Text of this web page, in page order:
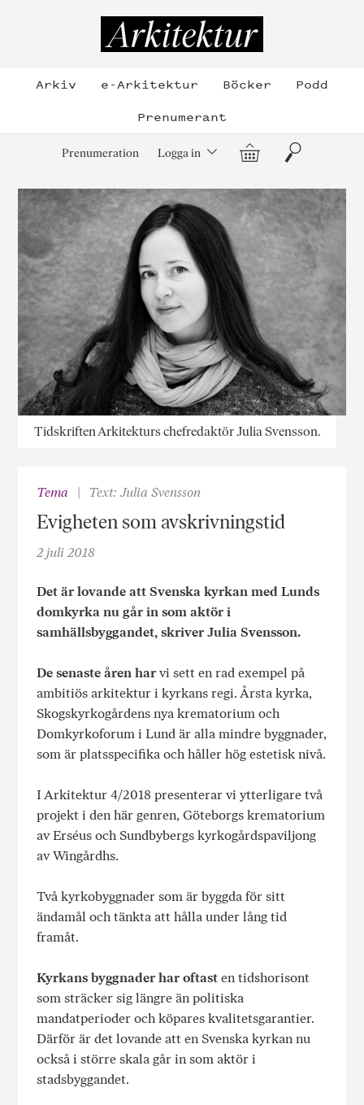
Arkiv e-Arkitektur Böcker
Podd
Prenumerant
Prenumeration Logga in Varukorg
Sök
Tidskriften Arkitekturs chefredaktör Julia Svensson.
Tema Text: Julia Svensson
Evigheten som avskrivningstid
2 juli 2018
Det är lovande att Svenska kyrkan med Lunds
domkyrka nu går in som aktör i
samhällsbyggandet, skriver Julia Svensson.
De senaste åren harvi sett en rad exempel på
ambitiös arkitektur i kyrkans regi. Årsta kyrka,
Skogskyrkogårdens nya krematorium och
Domkyrkoforum i Lund är alla mindre byggnader,
som är platsspecifika och håller hög estetisk nivå.
I Arkitektur 4/2018 presenterar vi ytterligare två
projekt i den här genren, Göteborgs krematorium
av Erséus och Sundbybergs kyrkogårdspaviljong
av Wingårdhs.
Två kyrkobyggnader som är byggda för sitt
ändamål och tänkta att hålla under lång tid
framåt.
Kyrkans byggnader har oftasten tidshorisont
som sträcker sig längre än politiska
mandatperioder och köpares kvalitetsgarantier.
Därför är det lovande att en Svenska kyrkan nu
också i större skala går in som aktör i
stadsbyggandet.